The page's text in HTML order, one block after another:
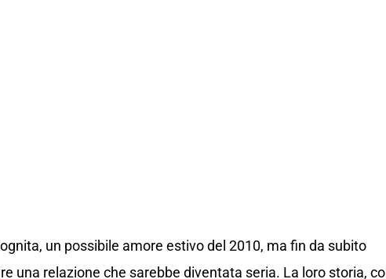
un possibile amore estivo del 2010, ma fin da subito
una relazione che sarebbe diventata seria. La loro storia, col